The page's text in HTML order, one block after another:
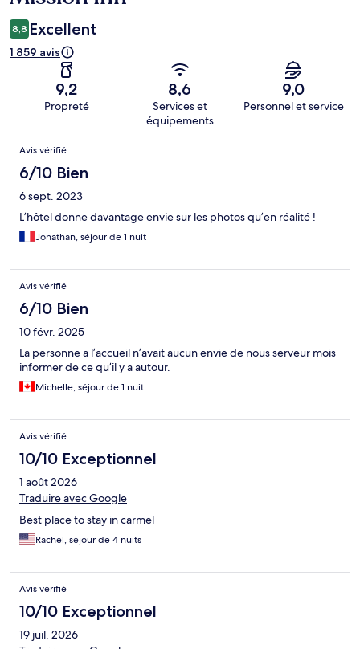
8,8 Excellent
1 859 avis
9,2
Propreté
8,6
Services et
équipements
9,0
Personnel et service
Avis
Avis vérifié
6/10 Bien
6 sept. 2023
L’hôtel donne davantage envie sur les photos qu’en réalité !
Jonathan, séjour de 1 nuit
Avis vérifié
6/10 Bien
10 févr. 2025
La personne a l’accueil n’avait aucun envie de nous serveur mois
informer de ce qu’il y a autour.
Michelle, séjour de 1 nuit
Avis vérifié
10/10 Exceptionnel
1 août 2026
Traduire avec Google
Best place to stay in carmel
Rachel, séjour de 4 nuits
Avis vérifié
10/10 Exceptionnel
19 juil. 2026